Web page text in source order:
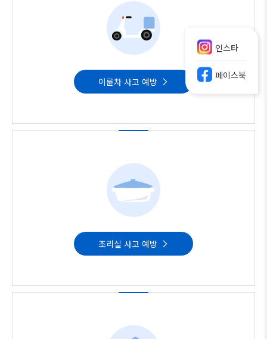
이륜차 사고 예방
조리실 사고 예방
인스타
페이스북